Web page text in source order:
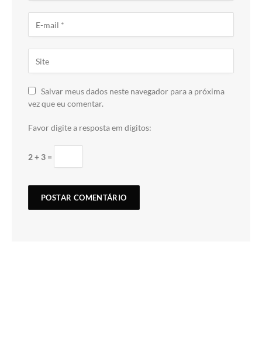
Salvar meus dados neste navegador para a próxima
vez que eu comentar.
Favor digite a resposta em dígitos:
2 + 3 =